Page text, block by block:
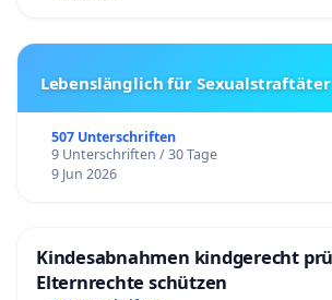
Bildungsplan.pdf
Bundesagentur für Arbeit. (2021, 29.
Arbeitserzieher/in : Arbeits-/Sozialverhalten
Berufenet.arbeitsagentur.de.
Oktober 2021, von
Lebenslänglich für
507 Unterschriften
9 Unterschriften / 30 Tage
9 Jun 2026
Kindesabnahmen kindgerecht
Elternrechte schützen